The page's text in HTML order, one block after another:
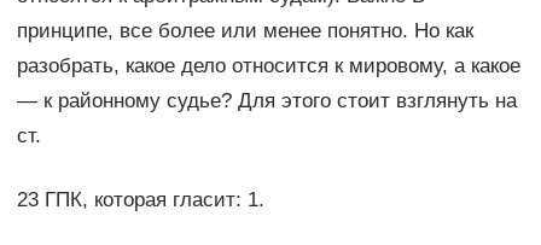
принципе, все более или менее понятно. Но как
разобрать, какое дело относится к мировому, а какое
— к районному судье? Для этого стоит взглянуть на
ст.
23 ГПК, которая гласит: 1.